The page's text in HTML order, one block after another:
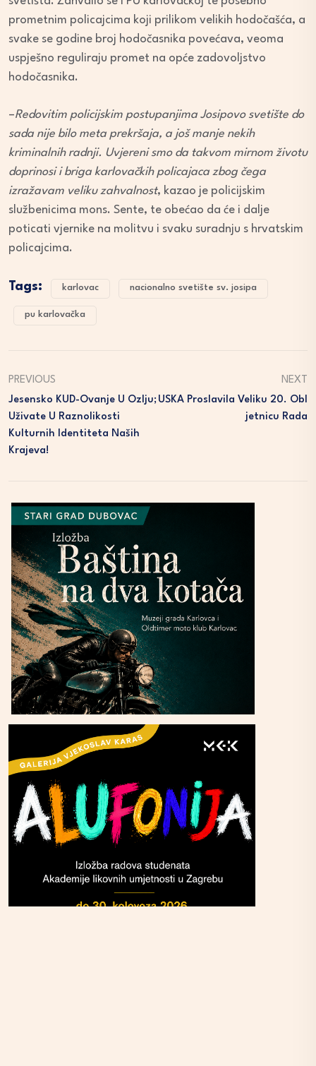
prometnim policajcima koji prilikom velikih hodočašća, a
svake se godine broj hodočasnika povećava, veoma
uspješno reguliraju promet na opće zadovoljstvo
hodočasnika.
–Redovitim policijskim postupanjima Josipovo svetište do
sada nije bilo meta prekršaja, a još manje nekih
kriminalnih radnji. Uvjereni smo da takvom mirnom životu
doprinosi i briga karlovačkih policajaca zbog čega
izražavam veliku zahvalnost, kazao je policijskim
službenicima mons. Sente, te obećao da će i dalje
poticati vjernike na molitvu i svaku suradnju s hrvatskim
policajcima.
Tags: karlovac nacionalno svetište sv. josipa
pu karlovačka
PREVIOUS
Jesensko KUD-Ovanje U Ozlju;
Uživate U Raznolikosti
Kulturnih Identiteta Naših
Krajeva!
NEXT
USKA Proslavila Veliku 20. Obl
Jetnicu Rada